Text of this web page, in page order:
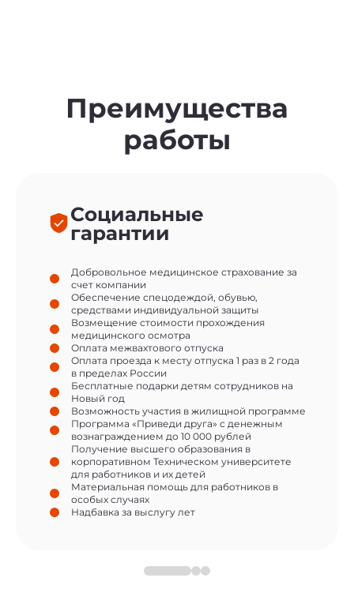
Преимущества
работы
Социальные
гарантии
Добровольное медицинское страхование за
счет компании
Обеспечение спецодеждой, обувью,
средствами индивидуальной защиты
Возмещение стоимости прохождения
медицинского осмотра
Оплата межвахтового отпуска
Оплата проезда к месту отпуска 1 раз в 2 года
в пределах России
Бесплатные подарки детям сотрудников на
Новый год
Возможность участия в жилищной программе
Программа «Приведи друга» с денежным
вознаграждением до 10 000 рублей
Получение высшего образования в
корпоративном Техническом университете
для работников и их детей
Материальная помощь для работников в
особых случаях
Надбавка за выслугу лет